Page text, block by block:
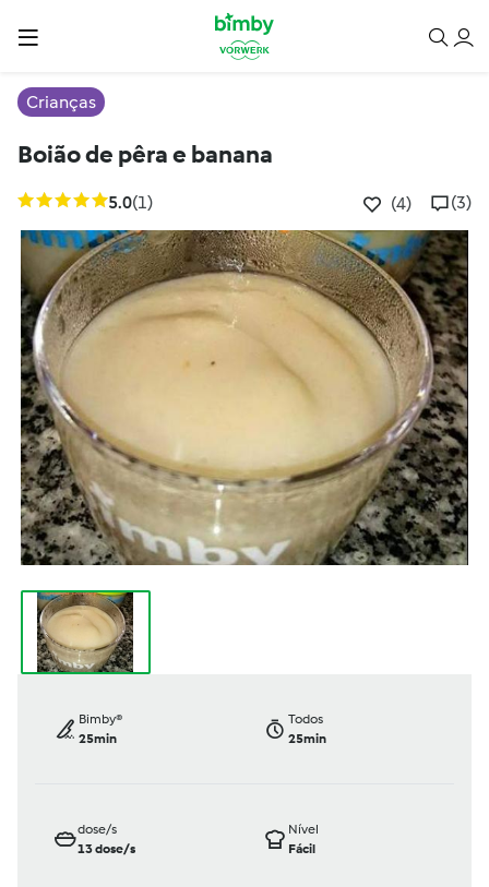
Crianças
Boião de pêra e banana
5.0(1) (4) (3)
Bimby®
25min
Todos
25min
dose/s
13dose/s
Nível
Fácil